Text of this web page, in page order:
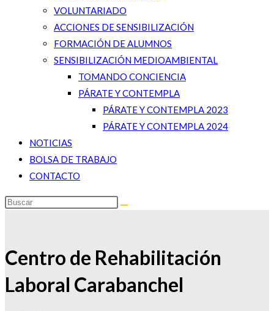
VOLUNTARIADO
ACCIONES DE SENSIBILIZACIÓN
FORMACIÓN DE ALUMNOS
SENSIBILIZACIÓN MEDIOAMBIENTAL
TOMANDO CONCIENCIA
PÁRATE Y CONTEMPLA
PÁRATE Y CONTEMPLA 2023
PÁRATE Y CONTEMPLA 2024
NOTICIAS
BOLSA DE TRABAJO
CONTACTO
Centro de Rehabilitación
Laboral Carabanchel